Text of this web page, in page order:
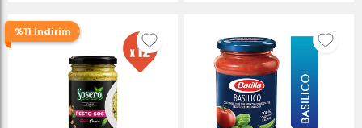
%11 İndirim